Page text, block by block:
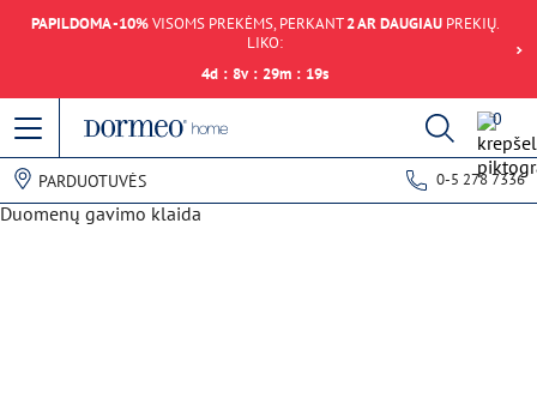
PAPILDOMA -10%VISOMS PREKĖMS, PERKANT2 AR DAUGIAUPREKIŲ.
LIKO:
4d : 8v : 29m : 19s
0
PARDUOTUVĖS 0-5 278 7336
Duomenų gavimo klaida